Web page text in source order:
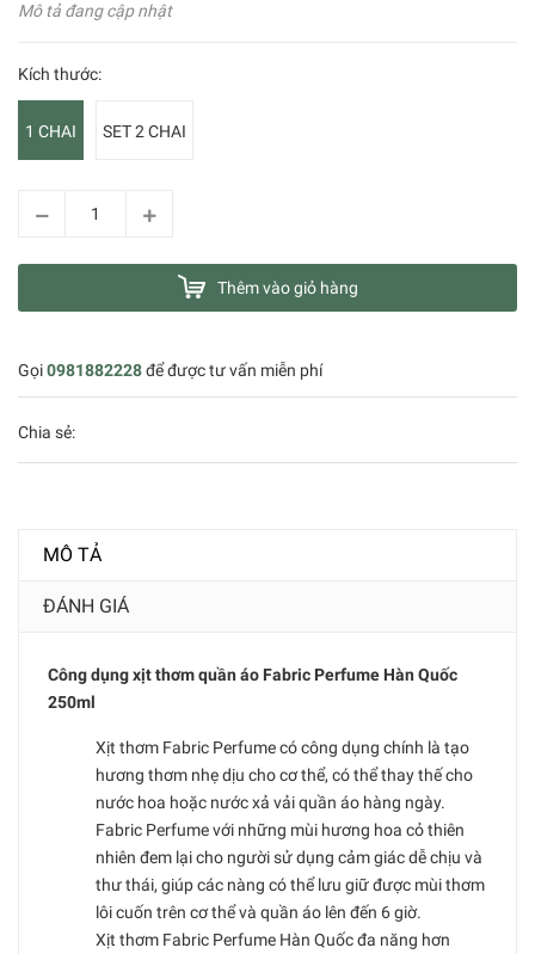
Mô tả đang cập nhật
Kích thước:
1 CHAI SET 2 CHAI
Thêm vào giỏ hàng
Gọi0981882228để được tư vấn miễn phí
Chia sẻ:
MÔ TẢ
ĐÁNH GIÁ
Công dụng xịt thơm quần áo Fabric Perfume Hàn Quốc
250ml
Xịt thơm Fabric Perfume có công dụng chính là tạo
hương thơm nhẹ dịu cho cơ thể, có thể thay thế cho
nước hoa hoặc nước xả vải quần áo hàng ngày.
Fabric Perfume với những mùi hương hoa cỏ thiên
nhiên đem lại cho người sử dụng cảm giác dễ chịu và
thư thái, giúp các nàng có thể lưu giữ được mùi thơm
lôi cuốn trên cơ thể và quần áo lên đến 6 giờ.
Xịt thơm Fabric Perfume Hàn Quốc đa năng hơn